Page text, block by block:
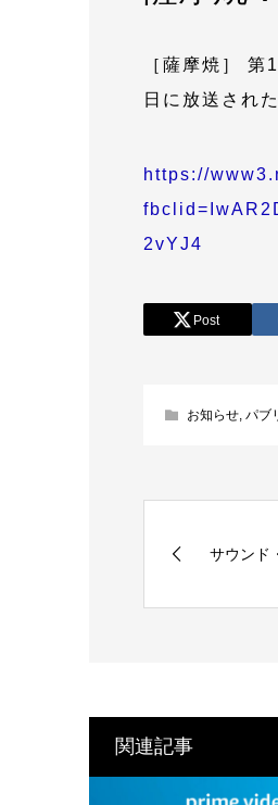
［薩摩焼］
日に放送され
https://
2vYJ4
Post
お知らせ, パブ
サウンド
関連記事